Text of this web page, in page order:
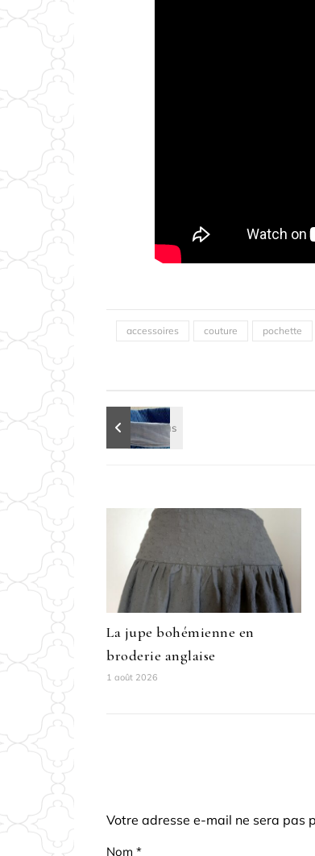
accessoires couture pochette
La jupe bohémienne en
broderie anglaise
1 août 2026
Votre adresse e-mail ne sera pas
Nom *